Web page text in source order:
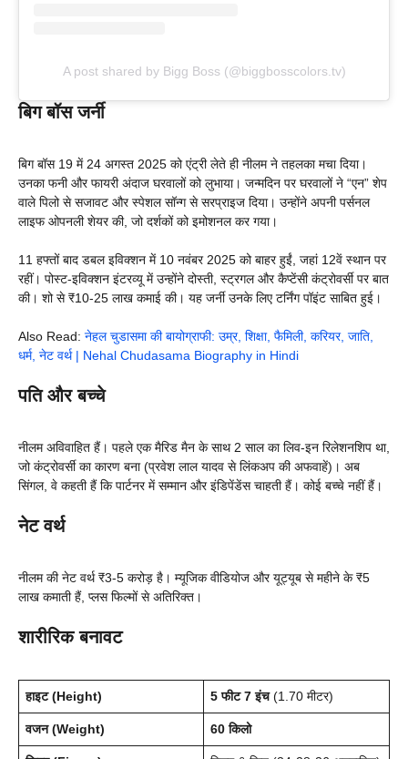
A post shared by Bigg Boss (@biggbosscolors.tv)
बिग बॉस जर्नी
बिग बॉस 19 में 24 अगस्त 2025 को एंट्री लेते ही नीलम ने तहलका मचा दिया।
उनका फनी और फायरी अंदाज घरवालों को लुभाया। जन्मदिन पर घरवालों ने “एन” शेप
वाले पिलो से सजावट और स्पेशल सॉन्ग से सरप्राइज दिया। उन्होंने अपनी पर्सनल
लाइफ ओपनली शेयर की, जो दर्शकों को इमोशनल कर गया।
11 हफ्तों बाद डबल इविक्शन में 10 नवंबर 2025 को बाहर हुईं, जहां 12वें स्थान पर
रहीं। पोस्ट-इविक्शन इंटरव्यू में उन्होंने दोस्ती, स्ट्रगल और कैप्टेंसी कंट्रोवर्सी पर बात
की। शो से ₹10-25 लाख कमाई की। यह जर्नी उनके लिए टर्निंग पॉइंट साबित हुई।
Also Read: नेहल चुडासमा की बायोग्राफी: उम्र, शिक्षा, फैमिली, करियर, जाति,
धर्म, नेट वर्थ | Nehal Chudasama Biography in Hindi
पति और बच्चे
नीलम अविवाहित हैं। पहले एक मैरिड मैन के साथ 2 साल का लिव-इन रिलेशनशिप था,
जो कंट्रोवर्सी का कारण बना (प्रवेश लाल यादव से लिंकअप की अफवाहें)। अब
सिंगल, वे कहती हैं कि पार्टनर में सम्मान और इंडिपेंडेंस चाहती हैं। कोई बच्चे नहीं हैं।
नेट वर्थ
नीलम की नेट वर्थ ₹3-5 करोड़ है। म्यूजिक वीडियोज और यूट्यूब से महीने के ₹5
लाख कमाती हैं, प्लस फिल्मों से अतिरिक्त।
शारीरिक बनावट
हाइट (Height) 5 फीट 7 इंच(1.70 मीटर)
वजन (Weight) 60 किलो